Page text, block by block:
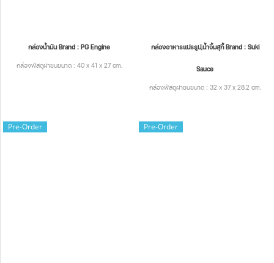
กล่องน้ำมัน Brand : PG Engine
กล่องพัสดุฝาชนขนาด : 40 x 41 x 27 cm.
กล่องอาหารแปรรูป,น้ำจิ้มสุกี้ Brand : Suki
Sauce
กล่องพัสดุฝาชนขนาด : 32 x 37 x 28.2 cm.
Pre-Order Pre-Order